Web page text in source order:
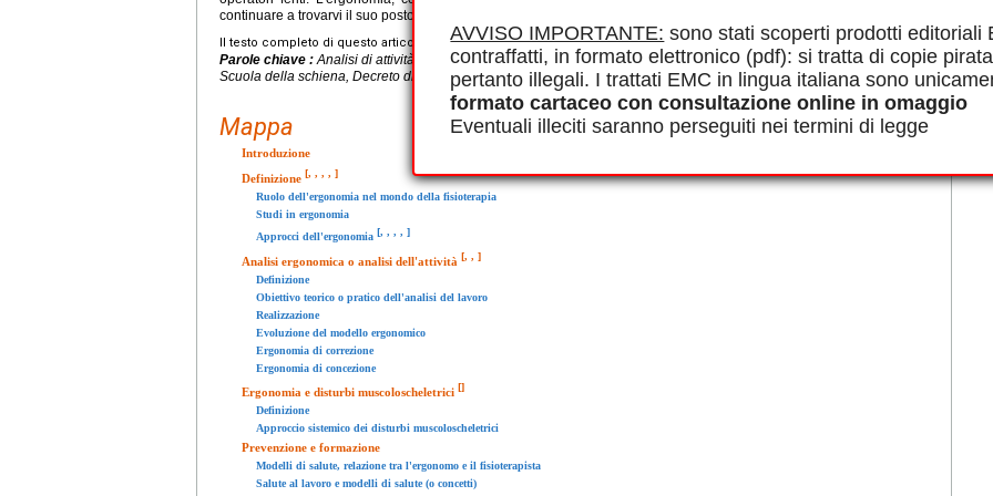
AVVISO IMPORTANTE: sono stati scoperti prodotti editoriali
contraffatti, in formato elettronico (pdf): si tratta di copie
pertanto illegali. I trattati EMC in lingua italiana sono
formato cartaceo con consultazione online in omaggio
Eventuali illeciti saranno perseguiti nei termini di legge
continuare a trovarvi il suo posto, poiché la sua azione si prolunga nel follow-up del paziente-operatore sul terreno.
Il testo completo di questo articolo è disponibile in PDF.
Parole chiave :Analisi di attività, Analisi angolare, Analisi vettoriale, Scienze dell'educazione, Modelli di salute,
Scuola della schiena, Decreto di competenza, Ergonomia, Azienda, Operatore, DMS, Stress
Mappa
Introduzione
Definizione [, , , , ]
Ruolo dell'ergonomia nel mondo della fisioterapia
Studi in ergonomia
Approcci dell'ergonomia [, , , , ]
Analisi ergonomica o analisi dell'attività [, , ]
Definizione
Obiettivo teorico o pratico dell'analisi del lavoro
Realizzazione
Evoluzione del modello ergonomico
Ergonomia di correzione
Ergonomia di concezione
Ergonomia e disturbi muscoloscheletrici []
Definizione
Approccio sistemico dei disturbi muscoloscheletrici
Prevenzione e formazione
Modelli di salute, relazione tra l'ergonomo e il fisioterapista
Salute al lavoro e modelli di salute (o concetti)